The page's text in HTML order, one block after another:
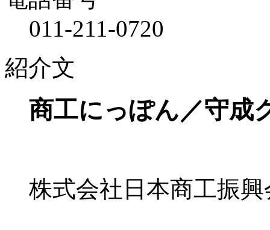
011-211-0720
紹介文
商工にっぽん／守成
株式会社日本商工振